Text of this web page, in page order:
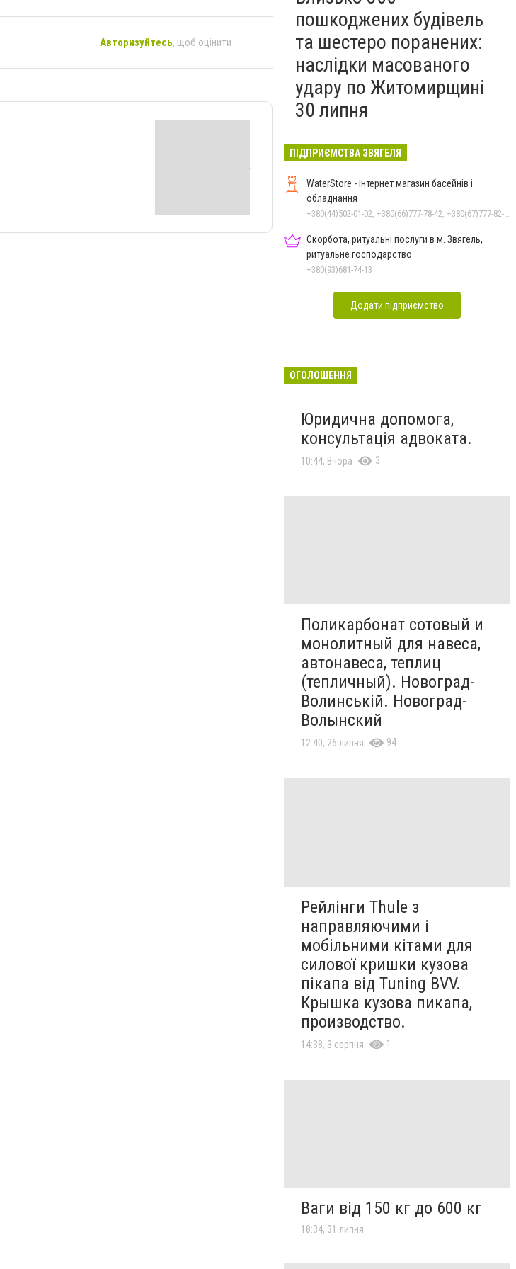
Авторизуйтесь, щоб оцінити
пошкоджених будівель
та шестеро поранених:
наслідки масованого
удару по Житомирщині
30 липня
ПІДПРИЄМСТВА ЗВЯГЕЛЯ
WaterStore - інтернет магазин басейнів і
обладнання
+380(44)502-01-02, +380(66)777-78-42, +380(67)777-82-19, +380(67)890-80-80, +380(73)890-80-80, +380(44)502-01-03
Скорбота, ритуальні послуги в м. Звягель,
ритуальне господарство
+380(93)681-74-13
Додати підприємство
ОГОЛОШЕННЯ
Юридична допомога,
консультація адвоката.
10:44, Вчора 3
Поликарбонат сотовый и
монолитный для навеса,
автонавеса, теплиц
(тепличный). Новоград-
Волинській. Новоград-
Волынский
12:40, 26 липня 94
Рейлінги Thule з
направляючими і
мобільними кітами для
силової кришки кузова
пікапа від Tuning BVV.
Крышка кузова пикапа,
производство.
14:38, 3 серпня 1
Ваги від 150 кг до 600 кг
18:34, 31 липня